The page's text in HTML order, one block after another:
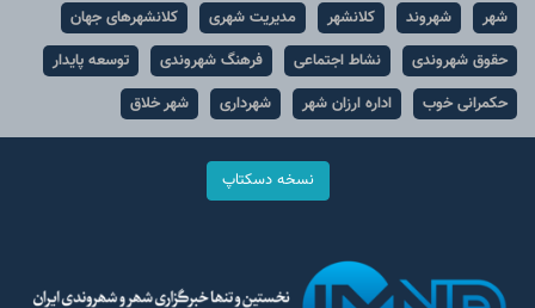
شهر شهروند کلانشهر مدیریت شهری
کلانشهرهای جهان
حقوق شهروندی
نشاط اجتماعی فرهنگ شهروندی
توسعه پایدار
حکمرانی خوب
اداره ارزان شهر شهرداری شهر خلاق
نسخه دسکتاپ